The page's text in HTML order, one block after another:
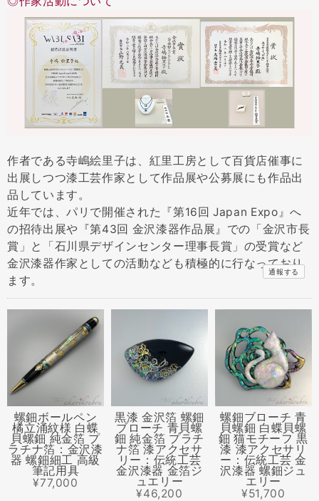
作者である寺嶋絵里子は、紅里工房として百貨店催事に
出展しつつ漆工芸作家として作品展や公募展にも作品出
品しています。
近年では、パリで開催された『第16回 Japan Expo』へ
の招待出展や『第43回 金沢漆器作品展』での「金沢市長
賞」と「石川県デザインセンター理事長賞」の受賞など
金沢漆器作家としての活動なども積極的に行なっており
ます。
通報する
螺鈿ボールペン
橘立涌紋様 白蝶
貝螺鈿 純金箔 プ
ラチナ箔：金沢漆
器 螺鈿細工 高級
筆記用具
¥77,000
黒漆 金沢箔 螺鈿
ブローチ 青貝螺
鈿 純金箔 プラチ
ナ箔 漆アクセサ
リー：伝統工芸
金沢漆器 金箔ジ
ュエリー
¥46,200
螺鈿ブローチ 青
貝螺鈿 白蝶貝螺
鈿 猫モチーフ 黒
漆 漆アクセサリ
ー：伝統工芸 金
沢漆器 螺鈿ジュ
エリー
¥51,700